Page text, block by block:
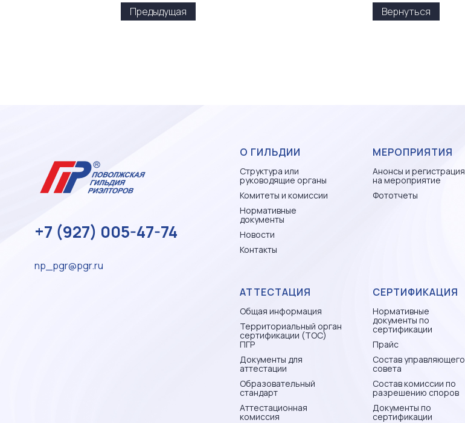
Предыдущая Вернуться
+7 (927) 005-47-74
np_pgr@pgr.ru
О ГИЛЬДИИ
Структура или
руководящие органы
Комитеты и комиссии
Нормативные
документы
Новости
Контакты
МЕРОПРИЯТИЯ
Анонсы и регистрация
на мероприятие
Фототчеты
АТТЕСТАЦИЯ
Общая информация
Территориальный орган
сертификации (ТОС)
ПГР
Документы для
аттестации
Образовательный
стандарт
Аттестационная
комиссия
СЕРТИФИКАЦИЯ
Нормативные
документы по
сертификации
Прайс
Состав управляющего
совета
Состав комиссии по
разрешению споров
Документы по
сертификации